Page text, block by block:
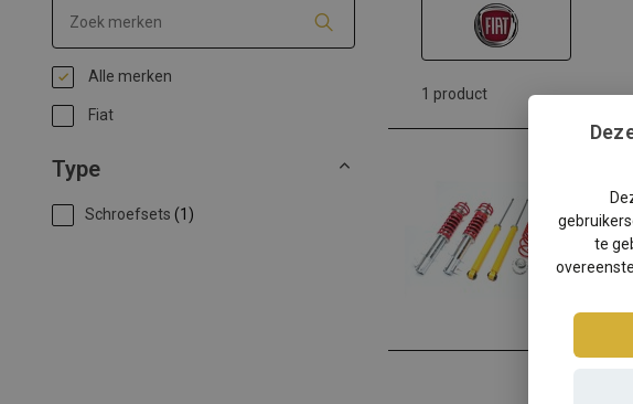
Alle merken
Fiat
Type
Schroefsets (1)
1 product
te